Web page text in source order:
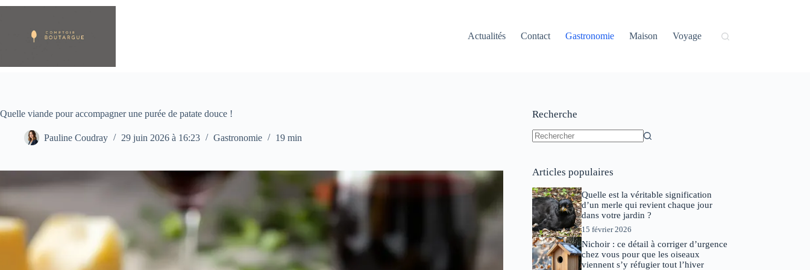
Passer
Actualités
Contact Gastronomie Maison Voyage
Quelle viande pour accompagner une purée de patate douce !
Pauline Coudray 29 juin 2026 à 16:23 Gastronomie 19 min
Recherche
Articles populaires
Quelle est la véritable signification
d’un merle qui revient chaque jour
dans votre jardin ?
15 février 2026
Nichoir : ce détail à corriger d’urgence
chez vous pour que les oiseaux
viennent s’y réfugier tout l’hiver